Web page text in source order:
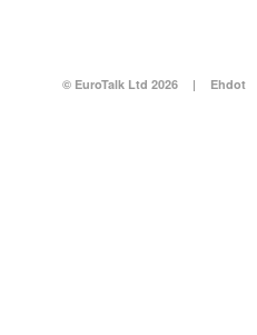
© EuroTalk Ltd 2026 | Ehdot